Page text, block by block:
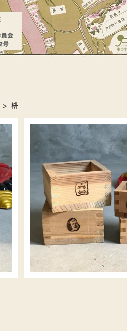
枡
リメイク枡 中（三
¥420